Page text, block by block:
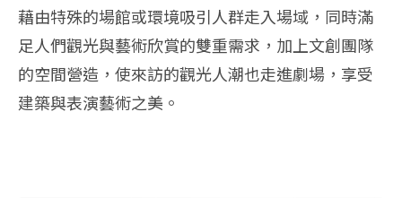
藉由特殊的場館或環境吸引人群走入場域，同時滿
足人們觀光與藝術欣賞的雙重需求，加上文創團隊
的空間營造，使來訪的觀光人潮也走進劇場，享受
建築與表演藝術之美。